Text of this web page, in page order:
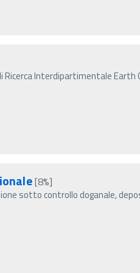
Ricerca Interdipartimentale Earth
[8%]
sotto controllo doganale,